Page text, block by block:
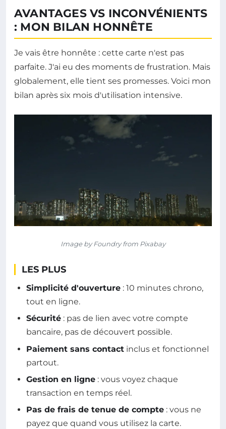
AVANTAGES VS INCONVÉNIENTS
: MON BILAN HONNÊTE
Je vais être honnête : cette carte n'est pas
parfaite. J'ai eu des moments de frustration. Mais
globalement, elle tient ses promesses. Voici mon
bilan après six mois d'utilisation intensive.
Image by Foundry from Pixabay
LES PLUS
Simplicité d'ouverture : 10 minutes chrono,
tout en ligne.
Sécurité : pas de lien avec votre compte
bancaire, pas de découvert possible.
Paiement sans contact inclus et fonctionnel
partout.
Gestion en ligne : vous voyez chaque
transaction en temps réel.
Pas de frais de tenue de compte : vous ne
payez que quand vous utilisez la carte.